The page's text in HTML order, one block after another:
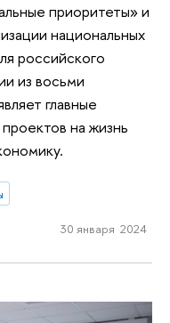
приоритеты» и
национальных
российского
из восьми
главные
на жизнь
30 января 2024